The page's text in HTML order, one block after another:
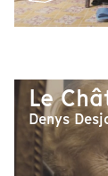
Le
Denys